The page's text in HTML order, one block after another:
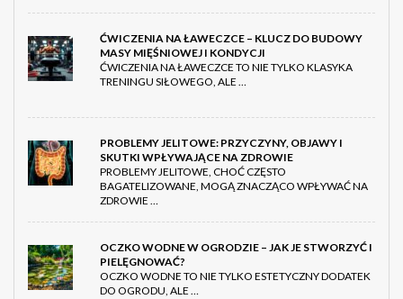
ĆWICZENIA NA ŁAWECZCE – KLUCZ DO BUDOWY
MASY MIĘŚNIOWEJ I KONDYCJI
ĆWICZENIA NA ŁAWECZCE TO NIE TYLKO KLASYKA
TRENINGU SIŁOWEGO, ALE …
PROBLEMY JELITOWE: PRZYCZYNY, OBJAWY I
SKUTKI WPŁYWAJĄCE NA ZDROWIE
PROBLEMY JELITOWE, CHOĆ CZĘSTO
BAGATELIZOWANE, MOGĄ ZNACZĄCO WPŁYWAĆ NA
ZDROWIE …
OCZKO WODNE W OGRODZIE – JAK JE STWORZYĆ I
PIELĘGNOWAĆ?
OCZKO WODNE TO NIE TYLKO ESTETYCZNY DODATEK
DO OGRODU, ALE …